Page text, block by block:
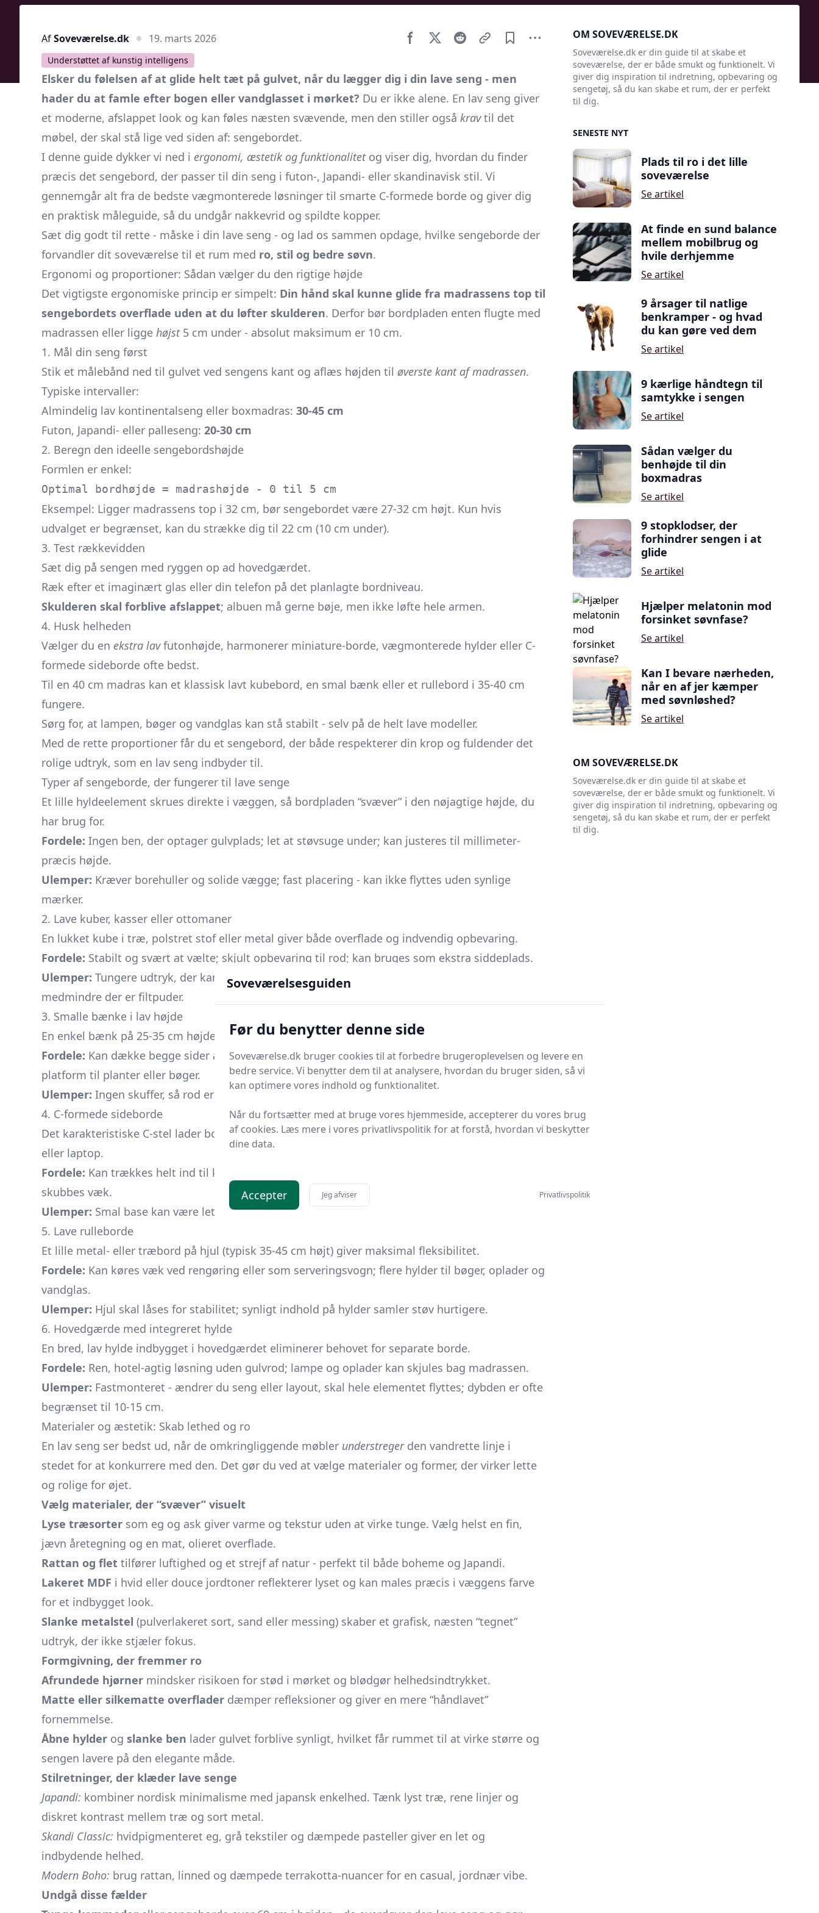
AfSoveværelse.dk 19. marts 2026
Understøttet af kunstig intelligens
Elsker du følelsen af at glide helt tæt på gulvet, når du lægger dig i din lave seng - men
hader du at famle efter bogen eller vandglasset i mørket? Du er ikke alene. En lav seng giver
et moderne, afslappet look og kan føles næsten svævende, men den stiller også kravtil det
møbel, der skal stå lige ved siden af: sengebordet.
I denne guide dykker vi ned i ergonomi, æstetik og funktionalitetog viser dig, hvordan du finder
præcis det sengebord, der passer til din seng i futon-, Japandi- eller skandinavisk stil. Vi
gennemgår alt fra de bedste vægmonterede løsninger til smarte C-formede borde og giver dig
en praktisk måleguide, så du undgår nakkevrid og spildte kopper.
Sæt dig godt til rette - måske i din lave seng - og lad os sammen opdage, hvilke sengeborde der
forvandler dit soveværelse til et rum med ro, stil og bedre søvn.
Ergonomi og proportioner: Sådan vælger du den rigtige højde
Det vigtigste ergonomiske princip er simpelt: Din hånd skal kunne glide fra madrassens top til
sengebordets overflade uden at du løfter skulderen. Derfor bør bordpladen enten flugte med
madrassen eller ligge højst5 cm under - absolut maksimum er 10 cm.
1. Mål din seng først
Stik et målebånd ned til gulvet ved sengens kant og aflæs højden til øverste kant af madrassen.
Typiske intervaller:
Almindelig lav kontinentalseng eller boxmadras: 30-45 cm
Futon, Japandi- eller palle­seng: 20-30 cm
2. Beregn den ideelle sengebordshøjde
Formlen er enkel:
Optimal bordhøjde = madrashøjde - 0 til 5 cm
Eksempel: Ligger madrassens top i 32 cm, bør sengebordet være 27-32 cm højt. Kun hvis
udvalget er begrænset, kan du strække dig til 22 cm (10 cm under).
3. Test rækkevidden
Sæt dig på sengen med ryggen op ad hovedgærdet.
Ræk efter et imaginært glas eller din telefon på det planlagte bordniveau.
Skulderen skal forblive afslappet; albuen må gerne bøje, men ikke løfte hele armen.
4. Husk helheden
Vælger du en ekstra lavfutonhøjde, harmonerer miniature-borde, vægmonterede hylder eller C-
formede sideborde ofte bedst.
Til en 40 cm madras kan et klassisk lavt kubebord, en smal bænk eller et rullebord i 35-40 cm
fungere.
Sørg for, at lampen, bøger og vandglas kan stå stabilt - selv på de helt lave modeller.
Med de rette proportioner får du et sengebord, der både respekterer din krop og fuldender det
rolige udtryk, som en lav seng indbyder til.
Typer af sengeborde, der fungerer til lave senge
Et lille hyldeelement skrues direkte i væggen, så bordpladen “svæver” i den nøjagtige højde, du
har brug for.
Fordele: Ingen ben, der optager gulvplads; let at støvsuge under; kan justeres til millimeter-
præcis højde.
Ulemper: Kræver borehuller og solide vægge; fast placering - kan ikke flyttes uden synlige
mærker.
2. Lave kuber, kasser eller ottomaner
En lukket kube i træ, polstret stof eller metal giver både overflade og indvendig opbevaring.
Fordele: Stabilt og svært at vælte; skjult opbevaring til rod; kan bruges som ekstra siddeplads.
Ulemper: Tungere udtryk, der kan dominere en lav seng; kræver løft for at gøre rent under,
medmindre der er filtpuder.
3. Smalle bænke i lav højde
En enkel bænk på 25-35 cm højde giver lang hyldeplads og et luftigt, skandi-look.
Fordele: Kan dække begge sider af sengen på én gang; let at flytte; fungerer også som dekorativ
platform til planter eller bøger.
Ulemper: Ingen skuffer, så rod er synligt; kræver mere gulvlængde end et traditionelt natbord.
4. C-formede sideborde
Det karakteristiske C-stel lader bordpladen glide ind over madrassen - praktisk til morgenkaffe
eller laptop.
Fordele: Kan trækkes helt ind til kroppen uden at forlade sengen; fylder minimalt, når den
skubbes væk.
Ulemper: Smal base kan være let at vippe; begrænset opbevaringsplads.
5. Lave rulleborde
Et lille metal- eller træbord på hjul (typisk 35-45 cm højt) giver maksimal fleksibilitet.
Fordele: Kan køres væk ved rengøring eller som serveringsvogn; flere hylder til bøger, oplader og
vandglas.
Ulemper: Hjul skal låses for stabilitet; synligt indhold på hylder samler støv hurtigere.
6. Hovedgærde med integreret hylde
En bred, lav hylde indbygget i hovedgærdet eliminerer behovet for separate borde.
Fordele: Ren, hotel-agtig løsning uden gulvrod; lampe og oplader kan skjules bag madrassen.
Ulemper: Fastmonteret - ændrer du seng eller layout, skal hele elementet flyttes; dybden er ofte
begrænset til 10-15 cm.
Materialer og æstetik: Skab lethed og ro
En lav seng ser bedst ud, når de omkringliggende møbler understregerden vandrette linje i
stedet for at konkurrere med den. Det gør du ved at vælge materialer og former, der virker lette
og rolige for øjet.
Vælg materialer, der “svæver” visuelt
Lyse træsorter som eg og ask giver varme og tekstur uden at virke tunge. Vælg helst en fin,
jævn åretegning og en mat, olieret overflade.
Rattan og flet tilfører luftighed og et strejf af natur - perfekt til både boheme og Japandi.
Lakeret MDF i hvid eller douce jordtoner reflekterer lyset og kan males præcis i væggens farve
for et indbygget look.
Slanke metalstel (pulverlakeret sort, sand eller messing) skaber et grafisk, næsten “tegnet”
udtryk, der ikke stjæler fokus.
Formgivning, der fremmer ro
Afrundede hjørner mindsker risikoen for stød i mørket og blødgør helhedsindtrykket.
Matte eller silkematte overflader dæmper refleksioner og giver en mere “håndlavet”
fornemmelse.
Åbne hylder og slanke ben lader gulvet forblive synligt, hvilket får rummet til at virke større og
sengen lavere på den elegante måde.
Stilretninger, der klæder lave senge
Japandi: kombiner nordisk minimalisme med japansk enkelhed. Tænk lyst træ, rene linjer og
diskret kontrast mellem træ og sort metal.
Skandi Classic: hvidpigmenteret eg, grå tekstiler og dæmpede pasteller giver en let og
indbydende helhed.
Modern Boho: brug rattan, linned og dæmpede terrakotta-nuancer for en casual, jordnær vibe.
Undgå disse fælder
Sidebar
OM SOVEVÆRELSE.DK
Soveværelse.dk er din guide til at skabe et
soveværelse, der er både smukt og funktionelt. Vi
giver dig inspiration til indretning, opbevaring og
sengetøj, så du kan skabe et rum, der er perfekt
til dig.
SENESTE NYT
Plads til ro i det lille
soveværelse
Se artikel
At finde en sund balance
mellem mobilbrug og
hvile derhjemme
Se artikel
9 årsager til natlige
benkramper - og hvad
du kan gøre ved dem
Se artikel
9 kærlige håndtegn til
samtykke i sengen
Se artikel
Sådan vælger du
benhøjde til din
boxmadras
Se artikel
9 stopklodser, der
forhindrer sengen i at
glide
Se artikel
Hjælper melatonin mod
forsinket søvnfase?
Se artikel
Kan I bevare nærheden,
når en af jer kæmper
med søvnløshed?
Se artikel
OM SOVEVÆRELSE.DK
Soveværelse.dk er din guide til at skabe et
soveværelse, der er både smukt og funktionelt. Vi
giver dig inspiration til indretning, opbevaring og
sengetøj, så du kan skabe et rum, der er perfekt
til dig.
Soveværelsesguiden
Før du benytter denne side
Soveværelse.dk bruger cookies til at forbedre brugeroplevelsen og levere en
bedre service. Vi benytter dem til at analysere, hvordan du bruger siden, så vi
kan optimere vores indhold og funktionalitet.
Når du fortsætter med at bruge vores hjemmeside, accepterer du vores brug
af cookies. Læs mere i vores privatlivspolitik for at forstå, hvordan vi beskytter
dine data.
Accepter Jeg afviser Privatlivspolitik